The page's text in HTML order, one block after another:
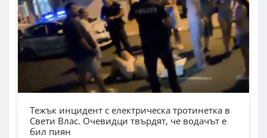
Тежък инцидент с електрическа тротинетка в
Свети Влас. Очевидци твърдят, че водачът е
бил пиян